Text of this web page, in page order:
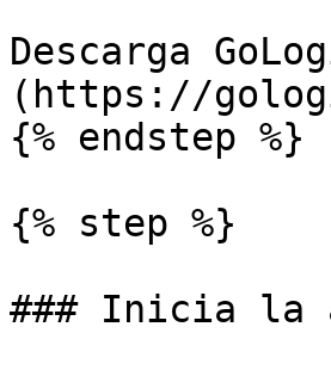
Descarga
(https://
{% endstep %}
{% step %}
### Inicia la